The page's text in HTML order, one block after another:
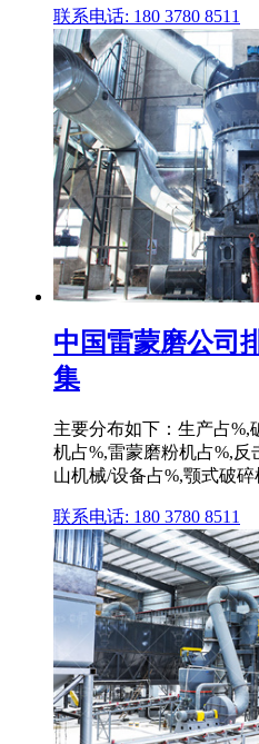
联系电话: 180 3780 8511
中国雷蒙磨公司
集
主要分布如下：生产占%,
机占%,雷蒙磨粉机占%,
山机械/设备占%,颚式破碎
联系电话: 180 3780 8511